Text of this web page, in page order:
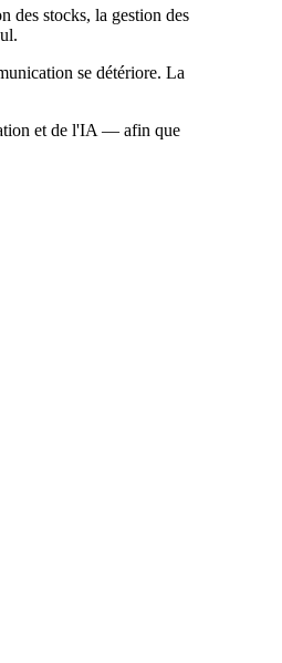
des stocks, la gestion des
se détériore. La
et de l'IA — afin que